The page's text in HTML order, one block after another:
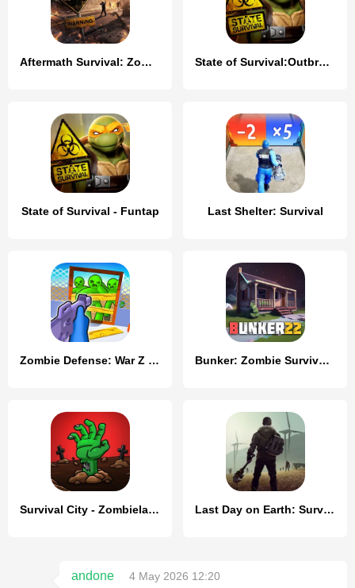
Aftermath Survival: Zombie War State of Survival:Outbreak
State of Survival - Funtap Last Shelter: Survival
Zombie Defense: War Z Survival Bunker: Zombie Survival Games
Survival City - Zombieland Last Day on Earth: Survival
andone
4 May 2026 12:20